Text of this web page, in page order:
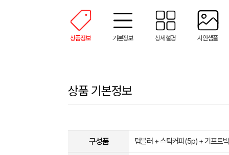
상품정보 기본정보 상세설명 시안샘플
상품 기본정보
구성품 텀블러 + 스틱커피(5p) + 기프트